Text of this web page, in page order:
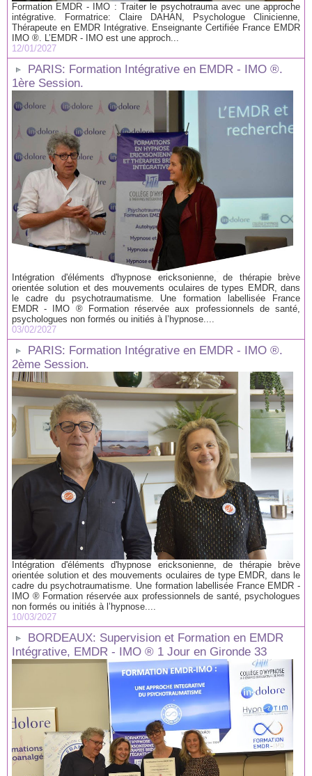
Formation EMDR - IMO : Traiter le psychotrauma avec une approche
intégrative. Formatrice: Claire DAHAN, Psychologue Clinicienne,
Thérapeute en EMDR Intégrative. Enseignante Certifiée France EMDR
IMO ®. L’EMDR - IMO est une approch...
12/01/2027
PARIS: Formation Intégrative en EMDR - IMO ®.
1ère Session.
Intégration d'éléments d'hypnose ericksonienne, de thérapie brève
orientée solution et des mouvements oculaires de types EMDR, dans
le cadre du psychotraumatisme. Une formation labellisée France
EMDR - IMO ® Formation réservée aux professionnels de santé,
psychologues non formés ou initiés à l’hypnose....
03/02/2027
PARIS: Formation Intégrative en EMDR - IMO ®.
2ème Session.
Intégration d'éléments d'hypnose ericksonienne, de thérapie brève
orientée solution et des mouvements oculaires de type EMDR, dans le
cadre du psychotraumatisme. Une formation labellisée France EMDR -
IMO ® Formation réservée aux professionnels de santé, psychologues
non formés ou initiés à l’hypnose....
10/03/2027
BORDEAUX: Supervision et Formation en EMDR
Intégrative, EMDR - IMO ® 1 Jour en Gironde 33